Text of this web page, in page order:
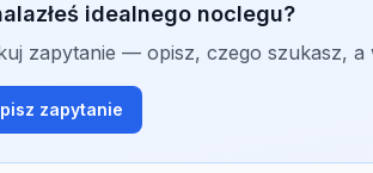
idealnego noclegu?
zapytanie — opisz, czego szukasz, a
zapytanie